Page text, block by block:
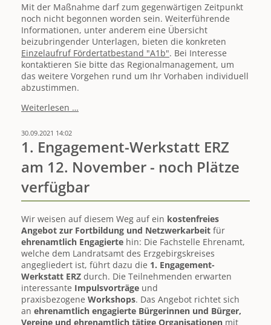
Mit der Maßnahme darf zum gegenwärtigen Zeitpunkt
noch nicht begonnen worden sein. Weiterführende
Informationen, unter anderem eine Übersicht
beizubringender Unterlagen, bieten die konkreten
Einzelaufruf Fördertatbestand "A1b". Bei Interesse
kontaktieren Sie bitte das Regionalmanagement, um
das weitere Vorgehen rund um Ihr Vorhaben individuell
abzustimmen.
Weiterlesen …
Einreichefrist
19.11.
(12
Uhr)
30.09.2021 14:02
1. Engagement-Werkstatt ERZ
am 12. November - noch Plätze
verfügbar
Wir weisen auf diesem Weg auf ein kostenfreies
Angebot zur Fortbildung und Netzwerkarbeit für
ehrenamtlich Engagierte hin: Die Fachstelle Ehrenamt,
welche dem Landratsamt des Erzgebirgskreises
angegliedert ist, führt dazu die 1. Engagement-
Werkstatt ERZ durch. Die Teilnehmenden erwarten
interessante Impulsvorträge und
praxisbezogene Workshops. Das Angebot richtet sich
an ehrenamtlich engagierte Bürgerinnen und Bürger,
Vereine und ehrenamtlich tätige Organisationen mit